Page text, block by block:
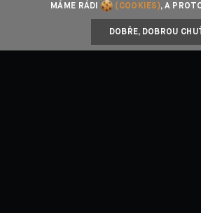
Facebook
MÁME RÁDI (COOKIES), A
DOBŘE, DOBROU